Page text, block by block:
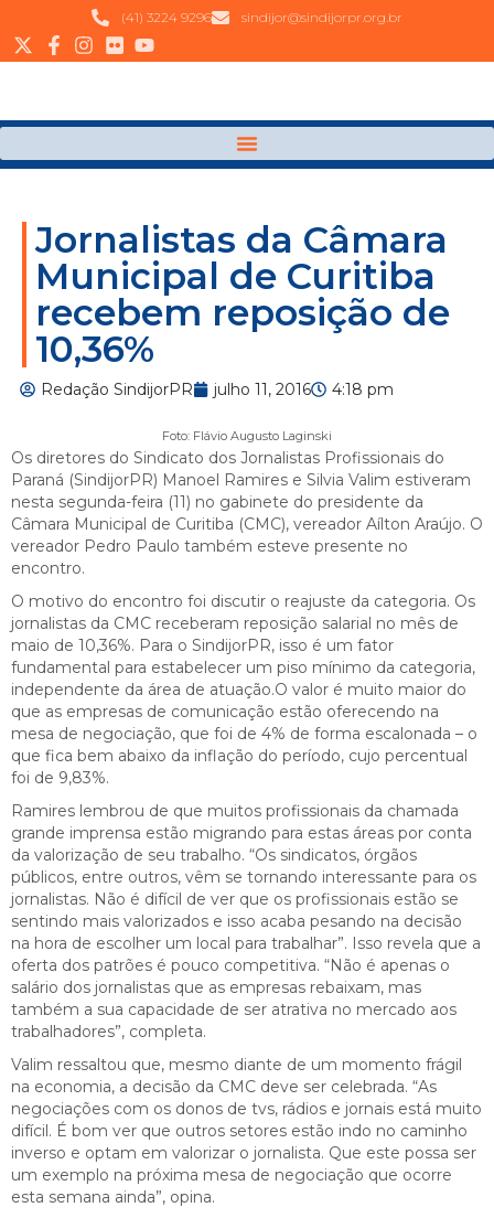
(41) 3224 9296 sindijor@sindijorpr.org.br
Jornalistas da Câmara
Municipal de Curitiba
recebem reposição de
10,36%
Redação SindijorPR julho 11, 2016 4:18 pm
Foto: Flávio Augusto Laginski
Os diretores do Sindicato dos Jornalistas Profissionais do
Paraná (SindijorPR) Manoel Ramires e Silvia Valim estiveram
nesta segunda-feira (11) no gabinete do presidente da
Câmara Municipal de Curitiba (CMC), vereador Aílton Araújo. O
vereador Pedro Paulo também esteve presente no
encontro.
O motivo do encontro foi discutir o reajuste da categoria. Os
jornalistas da CMC receberam reposição salarial no mês de
maio de 10,36%. Para o SindijorPR, isso é um fator
fundamental para estabelecer um piso mínimo da categoria,
independente da área de atuação.O valor é muito maior do
que as empresas de comunicação estão oferecendo na
mesa de negociação, que foi de 4% de forma escalonada – o
que fica bem abaixo da inflação do período, cujo percentual
foi de 9,83%.
Ramires lembrou de que muitos profissionais da chamada
grande imprensa estão migrando para estas áreas por conta
da valorização de seu trabalho. “Os sindicatos, órgãos
públicos, entre outros, vêm se tornando interessante para os
jornalistas. Não é difícil de ver que os profissionais estão se
sentindo mais valorizados e isso acaba pesando na decisão
na hora de escolher um local para trabalhar”. Isso revela que a
oferta dos patrões é pouco competitiva. “Não é apenas o
salário dos jornalistas que as empresas rebaixam, mas
também a sua capacidade de ser atrativa no mercado aos
trabalhadores”, completa.
Valim ressaltou que, mesmo diante de um momento frágil
na economia, a decisão da CMC deve ser celebrada. “As
negociações com os donos de tvs, rádios e jornais está muito
difícil. É bom ver que outros setores estão indo no caminho
inverso e optam em valorizar o jornalista. Que este possa ser
um exemplo na próxima mesa de negociação que ocorre
esta semana ainda”, opina.